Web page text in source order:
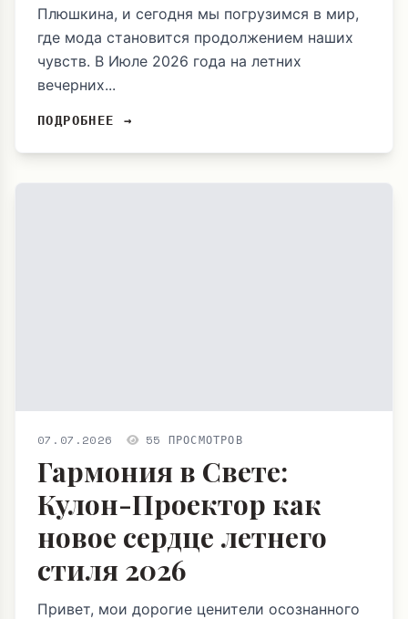
Плюшкина, и сегодня мы погрузимся в мир,
где мода становится продолжением наших
чувств. В Июле 2026 года на летних
вечерних...
ПОДРОБНЕЕ →
07.07.2026 55 ПРОСМОТРОВ
Гармония в Свете:
Кулон-Проектор как
новое сердце летнего
стиля 2026
Привет, мои дорогие ценители осознанного